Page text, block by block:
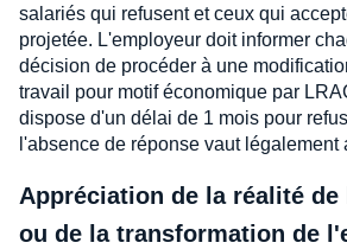
salariés qui refusent et ceux qui
projetée. L'employeur doit informer
décision de procéder à une
travail pour motif économique par
dispose d'un délai de 1 mois pour
l'absence de réponse vaut légalement
Appréciation de la réalité
ou de la transformation de